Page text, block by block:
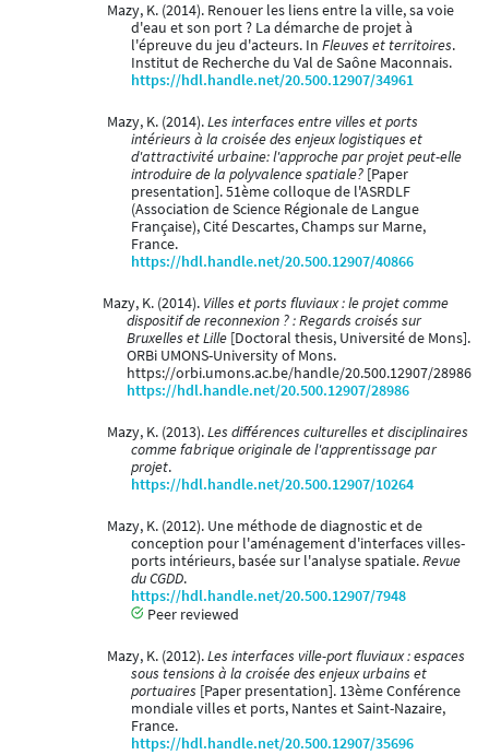
Mazy, K. (2014). Renouer les liens entre la ville, sa voie
d'eau et son port ? La démarche de projet à
l'épreuve du jeu d'acteurs. In Fleuves et territoires.
Institut de Recherche du Val de Saône Maconnais.
https://hdl.handle.net/20.500.12907/34961
Mazy, K. (2014).Les interfaces entre villes et ports
intérieurs à la croisée des enjeux logistiques et
d'attractivité urbaine: l'approche par projet peut-elle
introduire de la polyvalence spatiale? [Paper
presentation]. 51ème colloque de l'ASRDLF
(Association de Science Régionale de Langue
Française), Cité Descartes, Champs sur Marne,
France.
https://hdl.handle.net/20.500.12907/40866
Mazy, K. (2014). Villes et ports fluviaux : le projet comme
dispositif de reconnexion ? : Regards croisés sur
Bruxelles et Lille [Doctoral thesis, Université de Mons].
ORBi UMONS-University of Mons.
https://orbi.umons.ac.be/handle/20.500.12907/28986
https://hdl.handle.net/20.500.12907/28986
Mazy, K. (2013).Les différences culturelles et disciplinaires
comme fabrique originale de l'apprentissage par
projet.
https://hdl.handle.net/20.500.12907/10264
Mazy, K. (2012). Une méthode de diagnostic et de
conception pour l'aménagement d'interfaces villes-
ports intérieurs, basée sur l'analyse spatiale.Revue
du CGDD.
https://hdl.handle.net/20.500.12907/7948
Peer reviewed
Mazy, K. (2012).Les interfaces ville-port fluviaux : espaces
sous tensions à la croisée des enjeux urbains et
portuaires [Paper presentation]. 13ème Conférence
mondiale villes et ports, Nantes et Saint-Nazaire,
France.
https://hdl.handle.net/20.500.12907/35696